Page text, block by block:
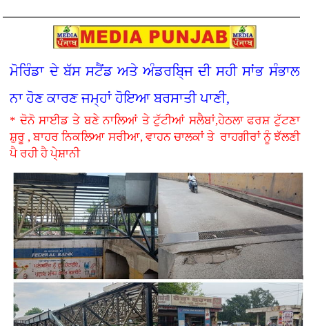
ਮੋਰਿੰਡਾ ਦੇ ਬੱਸ ਸਟੈਂਡ ਅਤੇ ਅੰਡਰਬਿ੍ਜ ਦੀ ਸਹੀ ਸਾਂਭ ਸੰਭਾਲ
ਨਾ ਹੋਣ ਕਾਰਣ ਜਮ੍ਹਾਂ ਹੋਇਆ ਬਰਸਾਤੀ ਪਾਣੀ,
* ਦੋਨੋ ਸਾਈਡ ਤੇ ਬਣੇ ਨਾਲਿਆਂ ਤੇ ਟੁੱਟੀਆਂ ਸਲੈਬਾਂ,ਹੇਠਲਾ ਫਰਸ਼ ਟੁੱਟਣਾ
ਸ਼ੁਰੂ , ਬਾਹਰ ਨਿਕਲਿਆ ਸਰੀਆ, ਵਾਹਨ ਚਾਲਕਾਂ ਤੇ ਰਾਹਗੀਰਾਂ ਨੂੰ ਝੱਲਣੀ
ਪੈ ਰਹੀ ਹੈ ਪੇ੍ਸ਼ਾਨੀ